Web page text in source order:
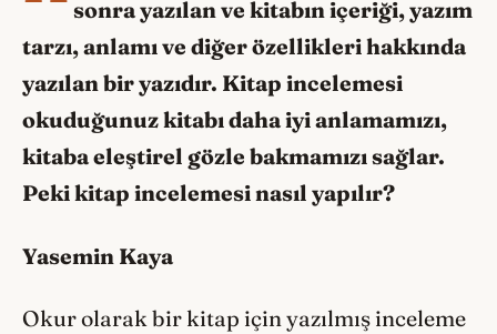
sonra yazılan ve kitabın içeriği, yazım
tarzı, anlamı ve diğer özellikleri hakkında
yazılan bir yazıdır. Kitap incelemesi
okuduğunuz kitabı daha iyi anlamamızı,
kitaba eleştirel gözle bakmamızı sağlar.
Peki kitap incelemesi nasıl yapılır?
Yasemin Kaya
Okur olarak bir kitap için yazılmış inceleme